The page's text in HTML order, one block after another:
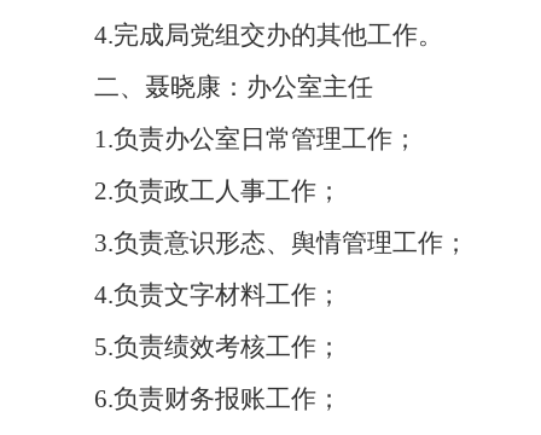
4.完成局党组交办的其他工作。
二、聂晓康：办公室主任
1.负责办公室日常管理工作；
2.负责政工人事工作；
3.负责意识形态、舆情管理工作；
4.负责文字材料工作；
5.负责绩效考核工作；
6.负责财务报账工作；